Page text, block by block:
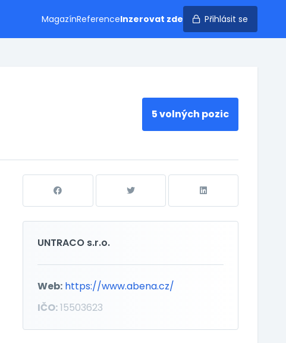
MagazínReferenceInzerovat zde Přihlásit se
5 volných pozic
UNTRACO s.r.o.
Web: https://www.abena.cz/
IČO:15503623